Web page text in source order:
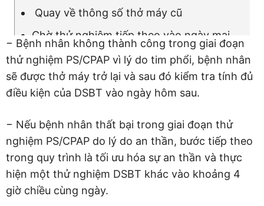
Quay về thông số thở máy cũ
Chờ thử nghiệm tiếp theo vào ngày mai
Dothuốc an thần
Quay về thông số thở máy cũ
Tối ưu hóa thuốc an thần
Chờ thử nghiệm lại vào lúc 16 ± 2 giờ
Do bảo vệ đường thở:
− Bệnh nhân không thành công trong giai đoạn
thử nghiệm PS/CPAP vì lý do tim phổi, bệnh nhân
sẽ được thở máy trở lại và sau đó kiểm tra tính đủ
điều kiện của DSBT vào ngày hôm sau.
− Nếu bệnh nhân thất bại trong giai đoạn thử
nghiệm PS/CPAP do lý do an thần, bước tiếp theo
trong quy trình là tối ưu hóa sự an thần và thực
hiện một thử nghiệm DSBT khác vào khoảng 4
giờ chiều cùng ngày.